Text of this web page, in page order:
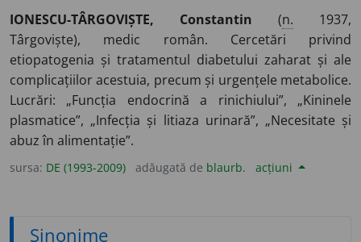
IONESCU-TÂRGOVIȘTE, Constantin (n. 1937,
Târgoviște), medic român. Cercetări privind
etiopatogenia și tratamentul diabetului zaharat și ale
complicațiilor acestuia, precum și urgențele metabolice.
Lucrări: „Funcția endocrină a rinichiului”, „Kininele
plasmatice”, „Infecția și litiaza urinară”, „Necesitate și
abuz în alimentație”.
sursa: DE (1993-2009) adăugată de blaurb. acțiuni
Sinonime